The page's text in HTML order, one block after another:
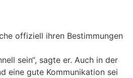
offiziell ihren Bestimmungen
sein“, sagte er. Auch in der
eine gute Kommunikation sei